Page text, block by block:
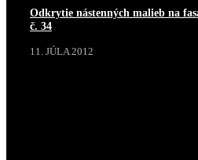
Odkrytie nástenných malieb na
č. 34
11. JÚLA 2012